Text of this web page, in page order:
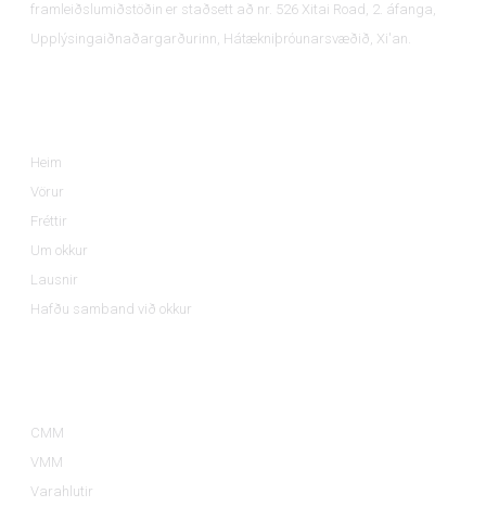
framleiðslumiðstöðin er staðsett að nr. 526 Xitai Road, 2. áfanga,
Upplýsingaiðnaðargarðurinn, Hátækniþróunarsvæðið, Xi'an.
Heim
Vörur
Fréttir
Um okkur
Lausnir
Hafðu samband við okkur
CMM
VMM
Varahlutir